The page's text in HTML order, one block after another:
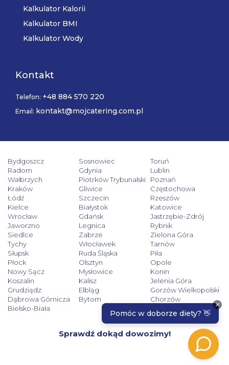
Kalkulator Kalorii
Kalkulator BMI
Kalkulator Wody
Kontakt
Telefon: +48 884 570 220
Email: kontakt@mojcatering.com.pl
Bydgoszcz Sosnowiec
Toruń
Radom
Gdynia
Lublin
Wałbrzych
Piotrków Trybunalski
Poznań
Kraków
Gliwice
Częstochowa
Łódź
Szczecin
Rzeszów
Kielce
Białystok
Katowice
Wrocław
Gdańsk
Jastrzębie-Zdrój
Jaworzno
Legnica
Rybnik
Siedlce
Zabrze
Zielona Góra
Tychy
Włocławek
Tarnów
Słupsk
Ruda Śląska
Piła
Płock
Olsztyn
Opole
Nowy Sącz
Mysłowice
Konin
Koszalin
Kalisz
Jelenia Góra
Grudziądz
Elbląg
Gorzów Wielkopolski
Dąbrowa Górnicza
Bytom
Chorzów
Bielsko-Biała
Sprawdź dokąd dowozimy!